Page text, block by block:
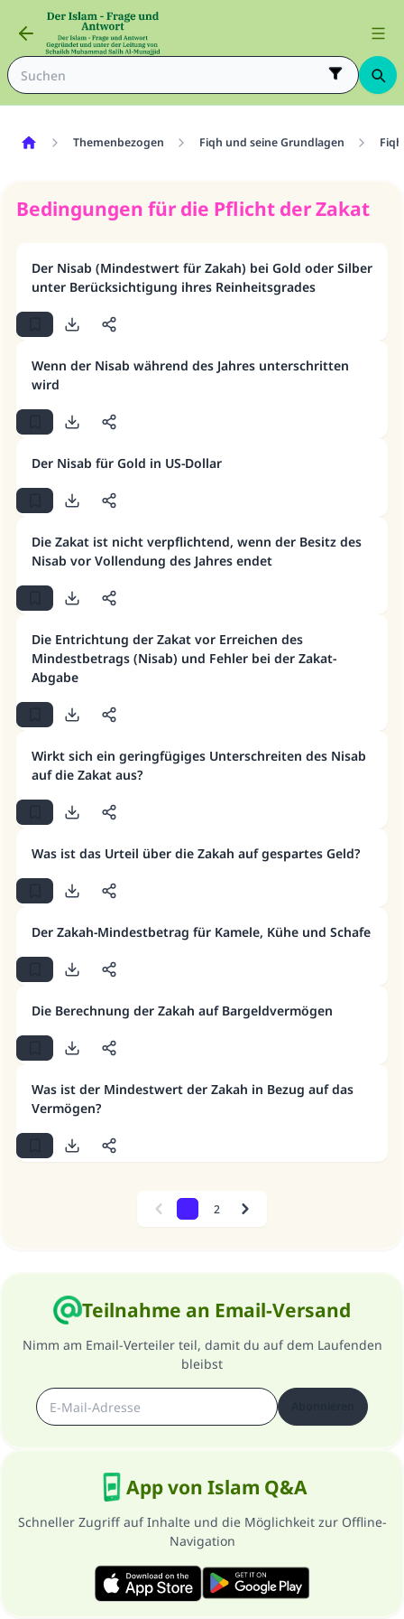
Themenbezogen Fiqh und seine Grundlagen Fiqh
Bedingungen für die Pflicht der Zakat
Der Nisab (Mindestwert für Zakah) bei Gold oder Silber
unter Berücksichtigung ihres Reinheitsgrades
Wenn der Nisab während des Jahres unterschritten
wird
Der Nisab für Gold in US-Dollar
Die Zakat ist nicht verpflichtend, wenn der Besitz des
Nisab vor Vollendung des Jahres endet
Die Entrichtung der Zakat vor Erreichen des
Mindestbetrags (Nisab) und Fehler bei der Zakat-
Abgabe
Wirkt sich ein geringfügiges Unterschreiten des Nisab
auf die Zakat aus?
Was ist das Urteil über die Zakah auf gespartes Geld?
Der Zakah-Mindestbetrag für Kamele, Kühe und Schafe
Die Berechnung der Zakah auf Bargeldvermögen
Was ist der Mindestwert der Zakah in Bezug auf das
Vermögen?
Previous 2 Next
Teilnahme an Email-Versand
Nimm am Email-Verteiler teil, damit du auf dem Laufenden
bleibst
App von Islam Q&A
Schneller Zugriff auf Inhalte und die Möglichkeit zur Offline-
Navigation
Die Antwort Nr. 110845 rettete eine
Unterstütze die Arbeit von Islam Q&A
desjenigen, der sie durchführt."